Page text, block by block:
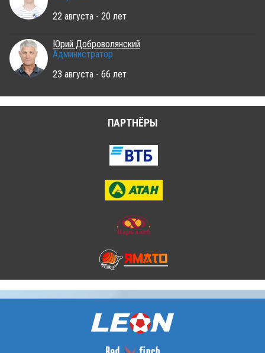
22 августа - 20 лет
Юрий Доброволянский
Администратор
23 августа - 66 лет
ПАРТНЁРЫ